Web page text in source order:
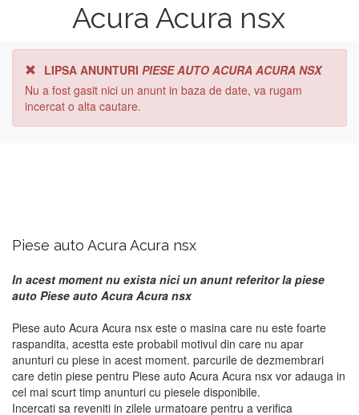
Acura Acura nsx
LIPSA ANUNTURI PIESE AUTO ACURA ACURA NSX
Nu a fost gasit nici un anunt in baza de date, va rugam
incercat o alta cautare.
Piese auto Acura Acura nsx
In acest moment nu exista nici un anunt referitor la piese
auto Piese auto Acura Acura nsx
Piese auto Acura Acura nsx este o masina care nu este foarte
raspandita, acestta este probabil motivul din care nu apar
anunturi cu piese in acest moment. parcurile de dezmembrari
care detin piese pentru Piese auto Acura Acura nsx vor adauga in
cel mai scurt timp anunturi cu piesele disponibile.
Incercati sa reveniti in zilele urmatoare pentru a verifica